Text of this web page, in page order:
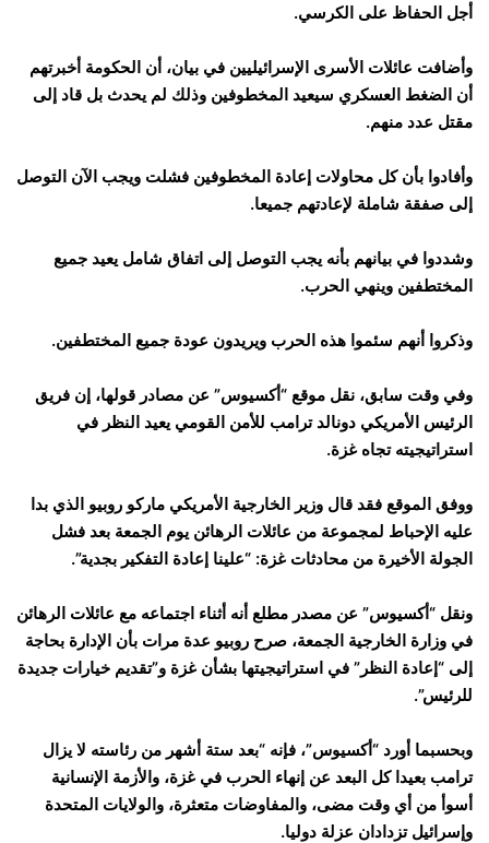
أجل الحفاظ على الكرسي.
وأضافت عائلات الأسرى الإسرائيليين في بيان، أن الحكومة أخبرتهم
أن الضغط العسكري سيعيد المخطوفين وذلك لم يحدث بل قاد إلى
مقتل عدد منهم.
وأفادوا بأن كل محاولات إعادة المخطوفين فشلت ويجب الآن التوصل
إلى صفقة شاملة لإعادتهم جميعا.
وشددوا في بيانهم بأنه يجب التوصل إلى اتفاق شامل يعيد جميع
المختطفين وينهي الحرب.
وذكروا أنهم سئموا هذه الحرب ويريدون عودة جميع المختطفين.
وفي وقت سابق، نقل موقع “أكسيوس” عن مصادر قولها، إن فريق
الرئيس الأمريكي دونالد ترامب للأمن القومي يعيد النظر في
استراتيجيته تجاه غزة.
ووفق الموقع فقد قال وزير الخارجية الأمريكي ماركو روبيو الذي بدا
عليه الإحباط لمجموعة من عائلات الرهائن يوم الجمعة بعد فشل
الجولة الأخيرة من محادثات غزة: “علينا إعادة التفكير بجدية”.
ونقل “أكسيوس” عن مصدر مطلع أنه أثناء اجتماعه مع عائلات الرهائن
في وزارة الخارجية الجمعة، صرح روبيو عدة مرات بأن الإدارة بحاجة
إلى “إعادة النظر” في استراتيجيتها بشأن غزة و”تقديم خيارات جديدة
للرئيس”.
وبحسبما أورد “أكسيوس”، فإنه “بعد ستة أشهر من رئاسته لا يزال
ترامب بعيدا كل البعد عن إنهاء الحرب في غزة، والأزمة الإنسانية
أسوأ من أي وقت مضى، والمفاوضات متعثرة، والولايات المتحدة
وإسرائيل تزدادان عزلة دوليا.